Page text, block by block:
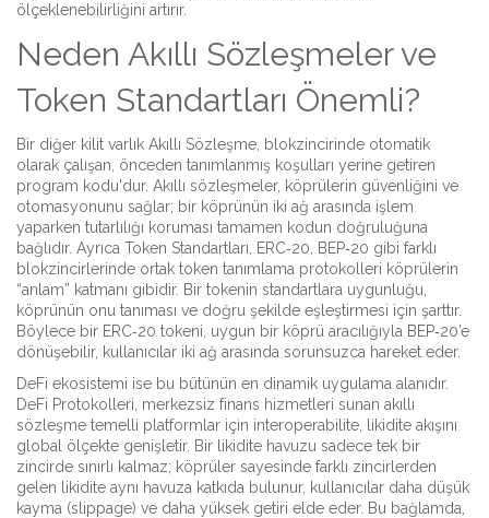
ölçeklenebilirliğini artırır.
Neden Akıllı Sözleşmeler ve
Token Standartları Önemli?
Bir diğer kilit varlık Akıllı Sözleşme blokzincirinde otomatik
olarak çalışan, önceden tanımlanmış koşulları yerine getiren
program kodu'dur. Akıllı sözleşmeler, köprülerin güvenliğini ve
otomasyonunu sağlar; bir köprünün iki ağ arasında işlem
yaparken tutarlılığı koruması tamamen kodun doğruluğuna
bağlıdır. Ayrıca Token Standartları
ERC‑20, BEP‑20 gibi farklı
blokzincirlerinde ortak token tanımlama protokolleri köprülerin
“anlam” katmanı gibidir. Bir tokenin standartlara uygunluğu,
köprünün onu tanıması ve doğru şekilde eşleştirmesi için şarttır.
Böylece bir ERC‑20 tokeni, uygun bir köprü aracılığıyla BEP‑20’e
dönüşebilir, kullanıcılar iki ağ arasında sorunsuzca hareket eder.
DeFi ekosistemi ise bu bütünün en dinamik uygulama alanıdır.
DeFi Protokolleri merkezsiz finans hizmetleri sunan akıllı
sözleşme temelli platformlar için interoperabilite, likidite akışını
global ölçekte genişletir. Bir likidite havuzu sadece tek bir
zincirde sınırlı kalmaz; köprüler sayesinde farklı zincirlerden
gelen likidite aynı havuza katkıda bulunur, kullanıcılar daha düşük
kayma (slippage) ve daha yüksek getiri elde eder. Bu bağlamda,